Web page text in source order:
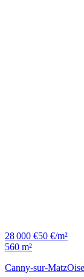
28 000 €50 €/m²
560 m²
Canny-sur-MatzOise